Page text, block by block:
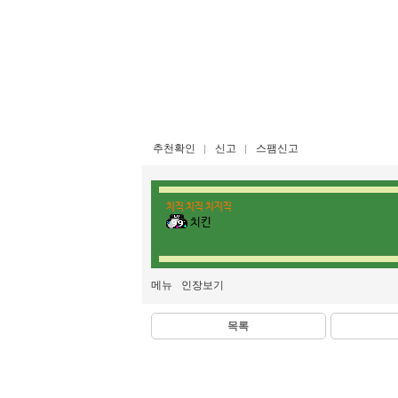
추천확인 신고 스팸신고
치직 치직 치지직
치킨
메뉴 인장보기
목록